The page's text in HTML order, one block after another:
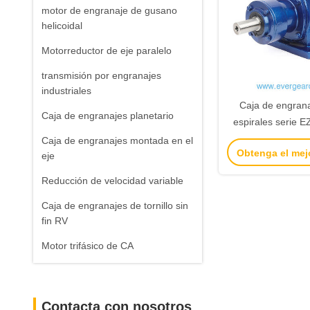
motor de engranaje de gusano
helicoidal
Motorreductor de eje paralelo
transmisión por engranajes
industriales
Caja de engranajes planetario
Caja de engranajes montada en el
eje
Reducción de velocidad variable
Caja de engranajes de tornillo sin
fin RV
Motor trifásico de CA
Contacta con nosotros
Caja de
espirales serie
de reducción de
a 5:1, par de
Obtenga el